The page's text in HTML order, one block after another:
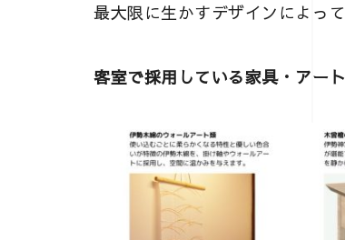
最大限に生かすデザインによっ
客室で採用している家具・アート